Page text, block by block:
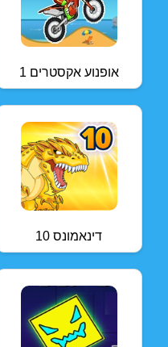
אופנוע אקסטרים 1
דינאמונס 10